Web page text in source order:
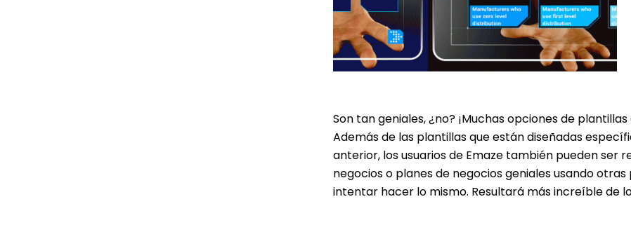
Son tan geniales, ¿no? ¡Muchas opciones de
Además de las plantillas que están diseñadas
anterior, los usuarios de Emaze también pueden
negocios o planes de negocios geniales usando
intentar hacer lo mismo. Resultará más increíble de